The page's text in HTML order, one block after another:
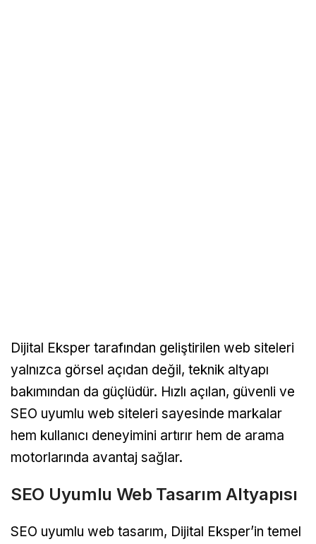
Dijital Eksper tarafından geliştirilen web siteleri
yalnızca görsel açıdan değil, teknik altyapı
bakımından da güçlüdür. Hızlı açılan, güvenli ve
SEO uyumlu web siteleri sayesinde markalar
hem kullanıcı deneyimini artırır hem de arama
motorlarında avantaj sağlar.
SEO Uyumlu Web Tasarım Altyapısı
SEO uyumlu web tasarım, Dijital Eksper’in temel